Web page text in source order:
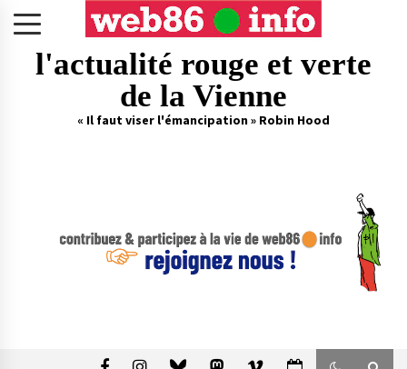
l'actualité rouge et verte
de la Vienne
« Il faut viser l'émancipation » Robin Hood